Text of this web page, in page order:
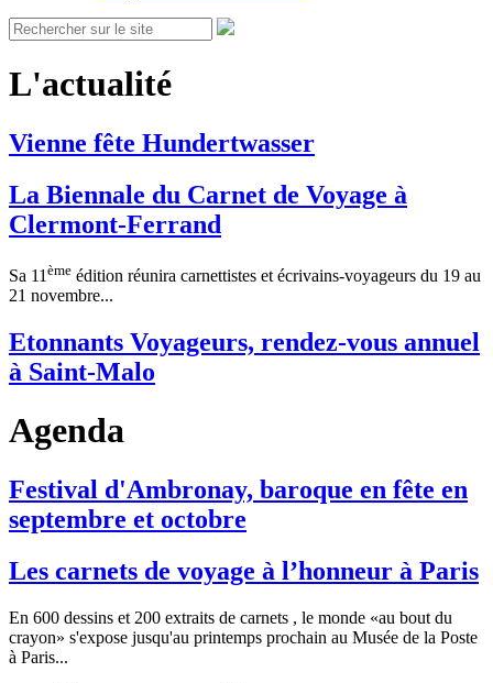
L'actualité
Vienne fête Hundertwasser
La Biennale du Carnet de Voyage à
Clermont-Ferrand
Sa 11 ème édition réunira carnettistes et écrivains-voyageurs du 19 au
21 novembre...
Etonnants Voyageurs, rendez-vous annuel
à Saint-Malo
Agenda
Festival d'Ambronay, baroque en fête en
septembre et octobre
Les carnets de voyage à l’honneur à Paris
En 600 dessins et 200 extraits de carnets , le monde «au bout du
crayon» s'expose jusqu'au printemps prochain au Musée de la Poste
à Paris...